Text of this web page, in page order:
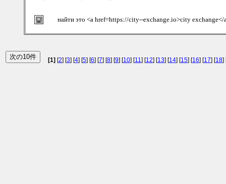
найти это <a href=https://city--exchange.io>city exchange</
[1] [2] [3] [4] [5] [6] [7] [8] [9] [10] [11] [12] [13] [14] [15] [16] [17] [18]